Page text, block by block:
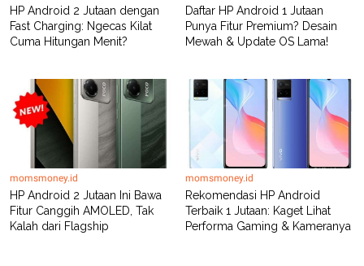
HP Android 2 Jutaan dengan
Fast Charging: Ngecas Kilat
Cuma Hitungan Menit?
Daftar HP Android 1 Jutaan
Punya Fitur Premium? Desain
Mewah & Update OS Lama!
momsmoney.id
HP Android 2 Jutaan Ini Bawa
Fitur Canggih AMOLED, Tak
Kalah dari Flagship
momsmoney.id
Rekomendasi HP Android
Terbaik 1 Jutaan: Kaget Lihat
Performa Gaming & Kameranya